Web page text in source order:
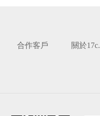
合作客戶 關於